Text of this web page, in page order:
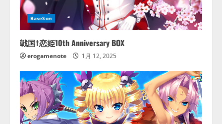
BaseSon
戦国†恋姫10th Anniversary BOX
erogamenote 1月 12, 2025